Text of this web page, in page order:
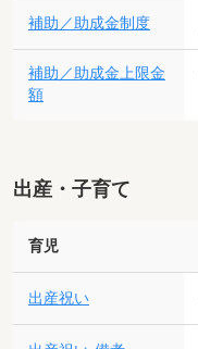
補助／助成金制度
補助／助成金上限金
額
出産・子育て
育児
出産祝い